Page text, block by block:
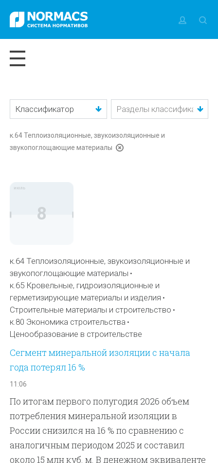
Классификатор
к.64 Теплоизоляционные, звукоизоляционные и
звукопоглощающие материалы
июль
8
к.64 Теплоизоляционные, звукоизоляционные и
звукопоглощающие материалы
к.65 Кровельные, гидроизоляционные и
герметизирующие материалы и изделия
Строительные материалы и строительство
к.80 Экономика строительства
Ценообразование в строительстве
Сегмент минеральной изоляции с начала
года потерял 16 %
11:06
По итогам первого полугодия 2026 объем
потребления минеральной изоляции в
России снизился на 16 % по сравнению с
аналогичным периодом 2025 и составил
около 15 млн куб. м. В денежном эквиваленте